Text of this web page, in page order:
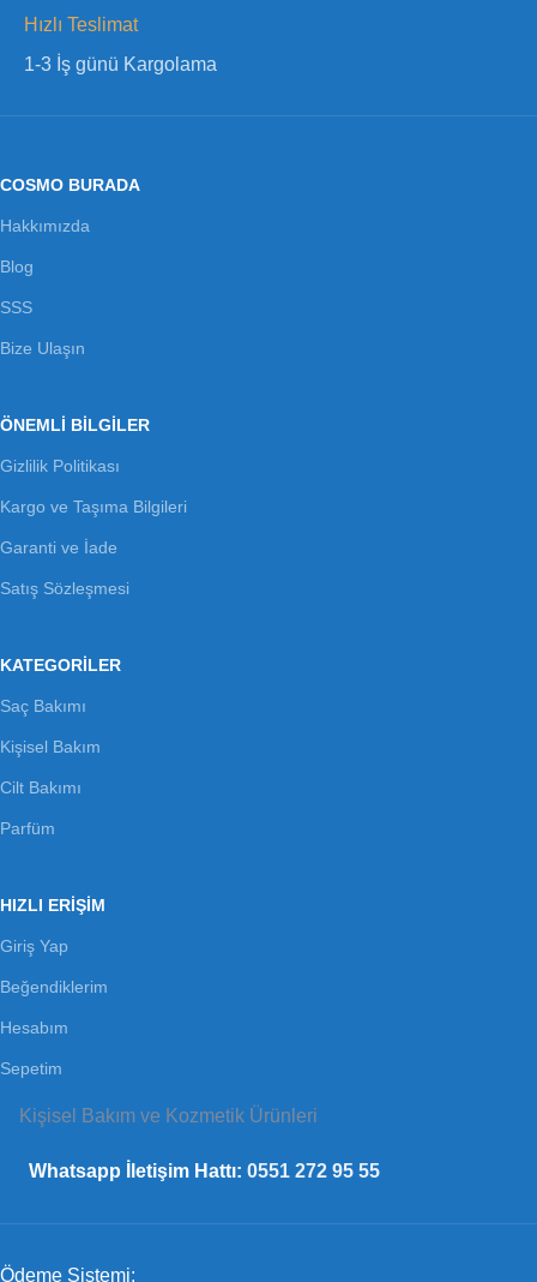
Hızlı Teslimat
1-3 İş günü Kargolama
COSMO BURADA
Hakkımızda
Blog
SSS
Bize Ulaşın
ÖNEMLİ BİLGİLER
Gizlilik Politikası
Kargo ve Taşıma Bilgileri
Garanti ve İade
Satış Sözleşmesi
KATEGORILER
Saç Bakımı
Kişisel Bakım
Cilt Bakımı
Parfüm
HIZLI ERİŞİM
Giriş Yap
Beğendiklerim
Hesabım
Sepetim
Kişisel Bakım ve Kozmetik Ürünleri
Whatsapp İletişim Hattı: 0551 272 95 55
Ödeme Sistemi: